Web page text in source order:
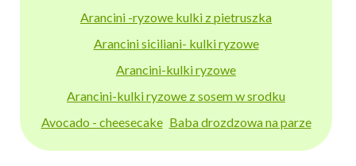
Arancini -ryzowe kulki z pietruszka
Arancini siciliani- kulki ryzowe
Arancini-kulki ryzowe
Arancini-kulki ryzowe z sosem w srodku
Avocado - cheesecake Baba drozdzowa na parze